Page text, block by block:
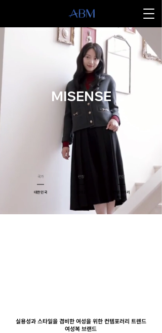
MISENSE
​국가
대한민국
​런칭 ​컨셉
컨템포러리
페미닌
실용성과 스타일을 겸비한 여성을 위한 컨템포러리 트렌드
여성복 브랜드